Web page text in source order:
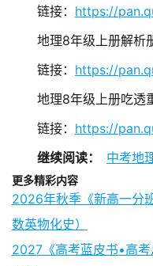
链接： https://
地理8年级上册解析
链接： https://
地理8年级上册吃透
链接： https://
继续阅读：
中考地
更多精彩内容
2026年秋季《新高一分
数英物化史）
2027《高考蓝皮书•高